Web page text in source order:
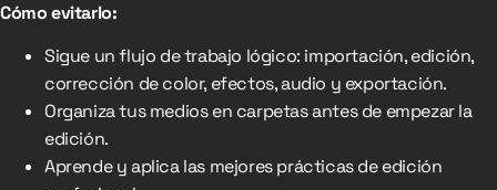
Cómo evitarlo:
Sigue un flujo de trabajo lógico: importación, edición,
corrección de color, efectos, audio y exportación.
Organiza tus medios en carpetas antes de empezar la
edición.
Aprende y aplica las mejores prácticas de edición